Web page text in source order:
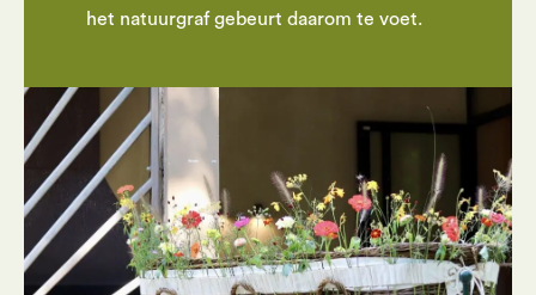
het natuurgraf gebeurt daarom te voet.